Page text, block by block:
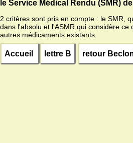
le Service Médical Rendu (SMR)
2 critères sont pris en compte : le SMR,
dans l'absolu et l'ASMR qui considère
autres médicaments existants.
Accueil lettre B retour